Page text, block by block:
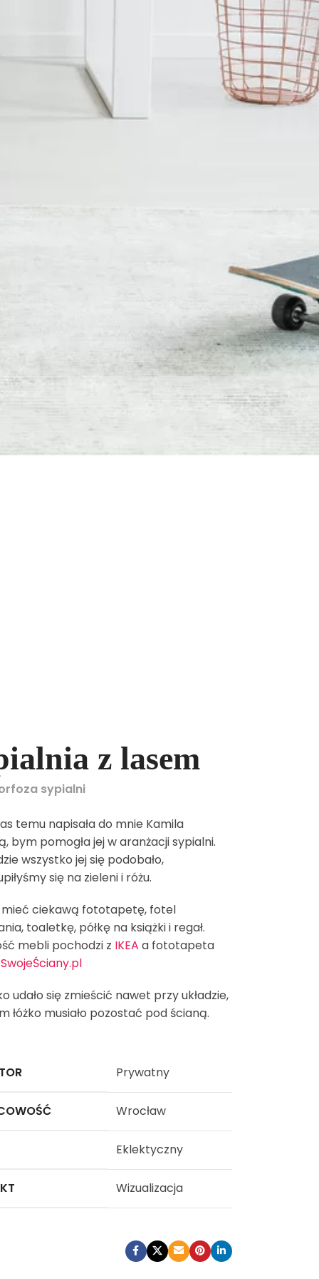
z lasem
sypialni
temu napisała do mnie Kamila
bym pomogła jej w aranżacji sypialni.
wszystko jej się podobało,
się na zieleni i różu.
mieć ciekawą fototapetę, fotel
toaletkę, półkę na książki i regał.
mebli pochodzi z IKEA a fototapeta
udało się zmieścić nawet przy układzie,
łóżko musiało pozostać pod ścianą.
Prywatny
Wrocław
Eklektyczny
Wizualizacja